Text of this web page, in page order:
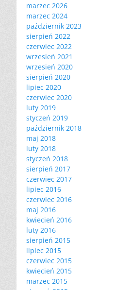
marzec 2026
marzec 2024
październik 2023
sierpień 2022
czerwiec 2022
wrzesień 2021
wrzesień 2020
sierpień 2020
lipiec 2020
czerwiec 2020
luty 2019
styczeń 2019
październik 2018
maj 2018
luty 2018
styczeń 2018
sierpień 2017
czerwiec 2017
lipiec 2016
czerwiec 2016
maj 2016
kwiecień 2016
luty 2016
sierpień 2015
lipiec 2015
czerwiec 2015
kwiecień 2015
marzec 2015